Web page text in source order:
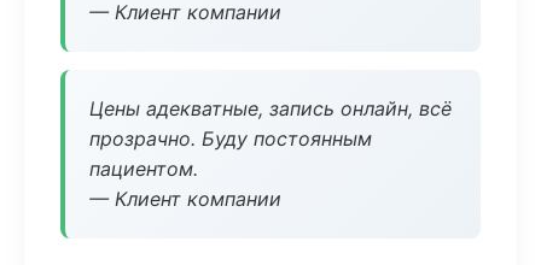
— Клиент компании
Цены адекватные, запись онлайн, всё
прозрачно. Буду постоянным
пациентом.
— Клиент компании